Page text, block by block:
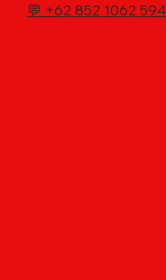
💬 +62 852 1062